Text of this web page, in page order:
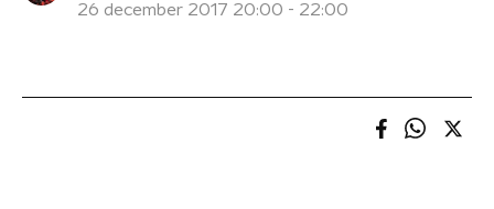
26 december 2017 20:00 - 22:00